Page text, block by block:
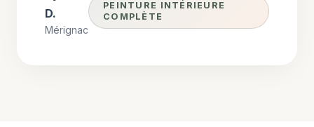
D.
Mérignac
PEINTURE INTÉRIEURE
COMPLÈTE